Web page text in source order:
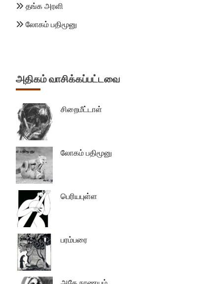
தங்க அரளி
லோகம் பதிமூனு
அதிகம் வாசிக்கப்பட்டவை
சிறைமீட்டாள்
லோகம் பதிமூனு
பெரியபுள்ள
பரம்பரை